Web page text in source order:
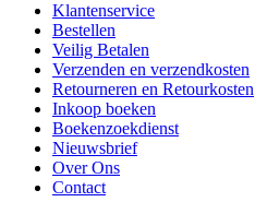
Klantenservice
Bestellen
Veilig Betalen
Verzenden en verzendkosten
Retourneren en Retourkosten
Inkoop boeken
Boekenzoekdienst
Nieuwsbrief
Over Ons
Contact